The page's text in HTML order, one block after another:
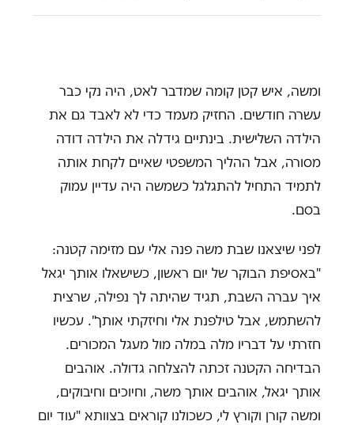
ומשה, איש קטן קומה שמדבר לאט, היה נקי כבר
עשרה חודשים. החזיק מעמד כדי לא לאבד גם את
הילדה השלישית. בינתיים גידלה את הילדה דודה
מסורה, אבל ההליך המשפטי שאיים לקחת אותה
לתמיד התחיל להתגלגל כשמשה היה עדיין עמוק
בסם.
לפני שיצאנו שבת משה פנה אלי עם מזימה קטנה:
"באסיפת הבוקר של יום ראשון, כשישאלו אותך יגאל
איך עברה השבת, תגיד שהיתה לך נפילה, שרצית
להשתמש, אבל טילפנת אלי וחיזקתי אותך". עכשיו
חזרתי על דבריו מלה במלה מול מעגל המכורים.
הבדיחה הקטנה זכתה להצלחה גדולה. אוהבים
אותך יגאל, אוהבים אותך משה, וחיוכים וחיבוקים,
ומשה קורן וקורץ לי, כשכולנו קוראים בצוותא "עוד יום